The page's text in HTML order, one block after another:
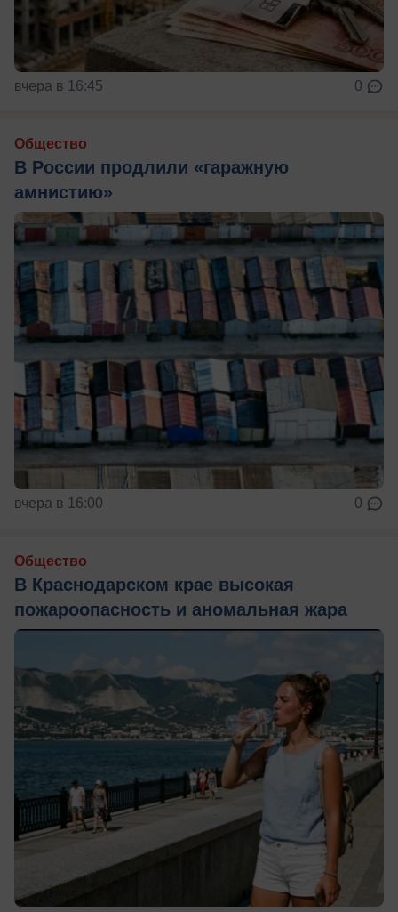
вчера в 16:45 0
Общество
В России продлили «гаражную
амнистию»
вчера в 16:00 0
Общество
В Краснодарском крае высокая
пожароопасность и аномальная жара